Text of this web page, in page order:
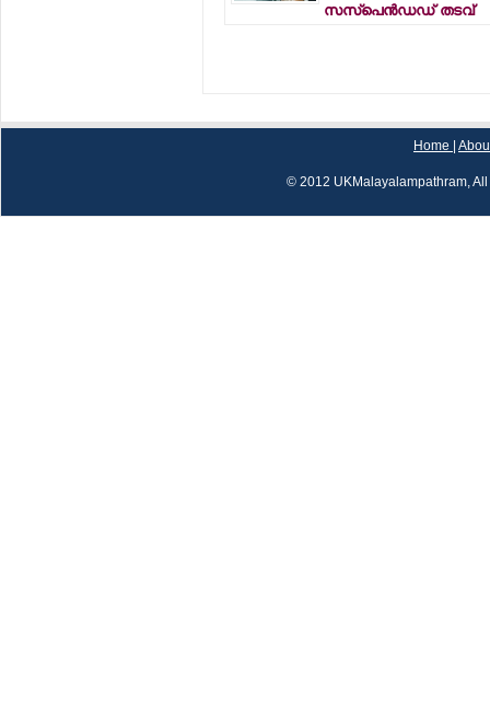
സസ്‌പെന്‍ഡഡ് തടവ്
Home
© 2012 UKMalayalampathram,